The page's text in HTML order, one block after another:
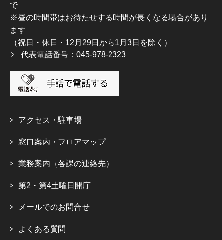
で
※昼の時間帯はお待たせする時間が長くなる場合があり
ます
（祝日・休日・12月29日から1月3日を除く）
代表電話番号：045-978-2323
アクセス・駐車場
窓口案内・フロアマップ
業務案内（各課の連絡先）
第2・第4土曜日開庁
メールでのお問合せ
よくある質問